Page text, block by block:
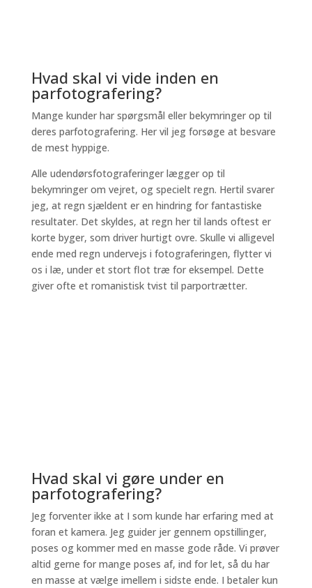
Hvad skal vi vide inden en
parfotografering?
Mange kunder har spørgsmål eller bekymringer op til
deres parfotografering. Her vil jeg forsøge at besvare
de mest hyppige.
Alle udendørsfotograferinger lægger op til
bekymringer om vejret, og specielt regn. Hertil svarer
jeg, at regn sjældent er en hindring for fantastiske
resultater. Det skyldes, at regn her til lands oftest er
korte byger, som driver hurtigt ovre. Skulle vi alligevel
ende med regn undervejs i fotograferingen, flytter vi
os i læ, under et stort flot træ for eksempel. Dette
giver ofte et romanistisk tvist til parportrætter.
Hvad skal vi gøre under en
parfotografering?
Jeg forventer ikke at I som kunde har erfaring med at
foran et kamera. Jeg guider jer gennem opstillinger,
poses og kommer med en masse gode råde. Vi prøver
altid gerne for mange poses af, ind for let, så du har
en masse at vælge imellem i sidste ende. I betaler kun